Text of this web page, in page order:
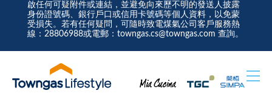
啟任何可疑附件或連結，並避免向來歷不明的發送人披露
身份證號碼、銀行戶口或信用卡號碼等個人資料，以免蒙
受損失。若有任何疑問，可隨時致電煤氣公司客戶服務熱
線：28806988或電郵：towngas.cs@towngas.com 查詢。